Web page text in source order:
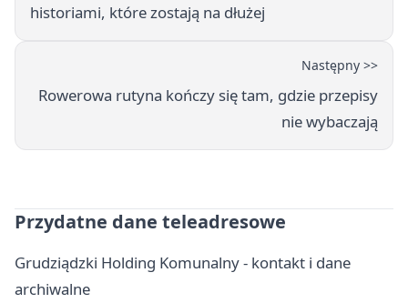
historiami, które zostają na dłużej
Następny >>
Rowerowa rutyna kończy się tam, gdzie przepisy
nie wybaczają
Przydatne dane teleadresowe
Grudziądzki Holding Komunalny - kontakt i dane
archiwalne